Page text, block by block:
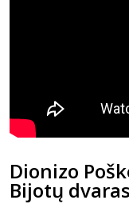
Dionizo
Bijotų